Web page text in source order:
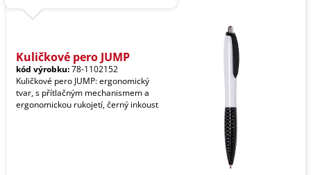
Kuličkové pero JUMP
kód výrobku:78-1102152
Kuličkové pero JUMP: ergonomický
tvar, s přítlačným mechanismem a
ergonomickou rukojetí, černý inkoust